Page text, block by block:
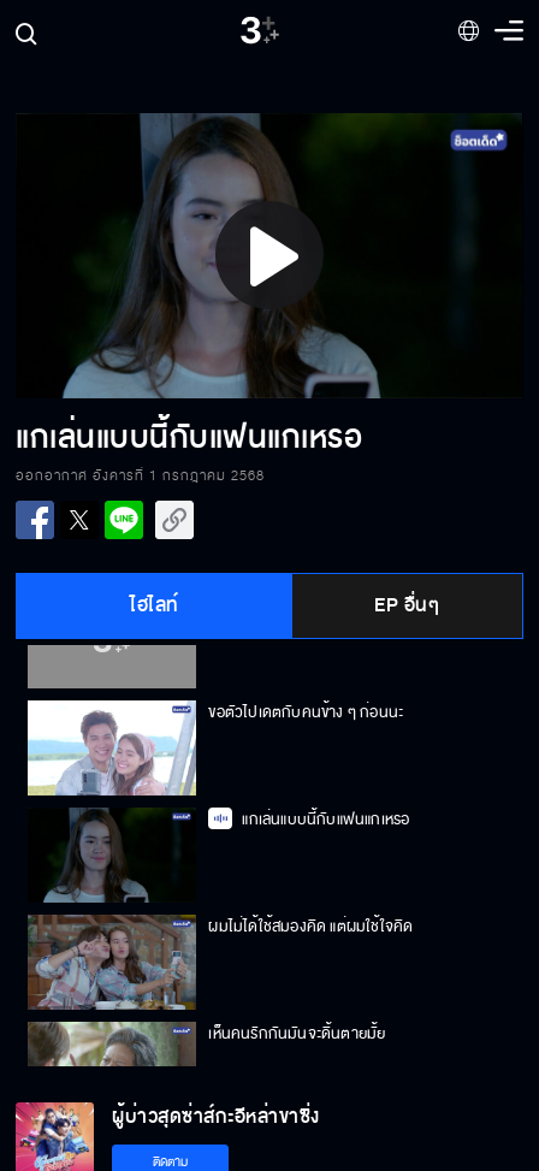
Play
Video
แกเล่นแบบนี้กับแฟนแกเหรอ
ออกอากาศ อังคารที่ 1 กรกฎาคม 2568
ไฮไลท์ EP อื่นๆ
ระวังตัวไว้ให้ดีนะ กลัวจะตั้งรับไม่ทัน
วันนี้แกน่ารักดีนะ
หรือว่าแกอินบทเกินจนตกหลุมรักข้าขึ้นมาจริง ๆ
หรือว่าครูลี่ไม่อยากเปิดตัวกับผม
ขอตัวไปเดตกับคนข้าง ๆ ก่อนนะ
แกเล่นแบบนี้กับแฟนแกเหรอ
ผมไม่ได้ใช้สมองคิด แต่ผมใช้ใจคิด
เห็นคนรักกันมันจะดิ้นตายมั้ย
แกกับฉันลองเป็นแฟนกันดู
ผู้บ่าวสุดซ่าส์กะอีหล่าขาซิ่ง
ติดตาม